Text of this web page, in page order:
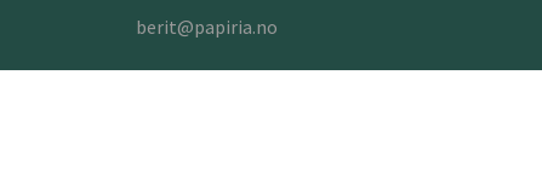
berit@papiria.no